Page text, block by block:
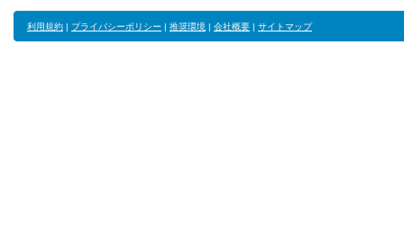
利用規約 | プライバシーポリシー | 推奨環境 | 会社概要 | サイトマップ